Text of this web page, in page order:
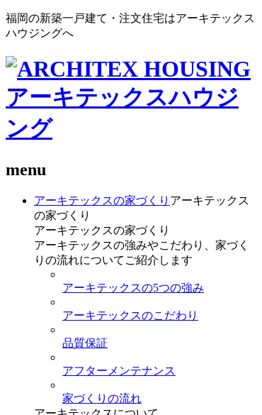
福岡の新築一戸建て・注文住宅はアーキテックス
ハウジングへ
menu
アーキテックスの家づくり アーキテックス
の家づくり
アーキテックスの家づくり
アーキテックスの強みやこだわり、家づく
りの流れについてご紹介します
アーキテックスの5つの強み
アーキテックスのこだわり
品質保証
アフターメンテナンス
家づくりの流れ